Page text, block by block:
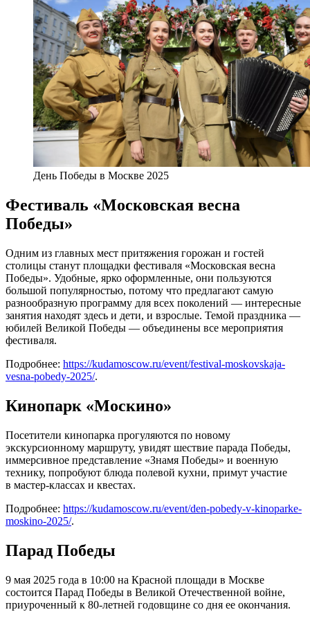
День Победы в Москве 2025
Фестиваль «Московская весна
Победы»
Одним из главных мест притяжения горожан и гостей
столицы станут площадки фестиваля «Московская весна
Победы». Удобные, ярко оформленные, они пользуются
большой популярностью, потому что предлагают самую
разнообразную программу для всех поколений — интересные
занятия находят здесь и дети, и взрослые. Темой праздника —
юбилей Великой Победы — объединены все мероприятия
фестиваля.
Подробнее: https://kudamoscow.ru/event/festival-moskovskaja-
vesna-pobedy-2025/.
Кинопарк «Москино»
Посетители кинопарка прогуляются по новому
экскурсионному маршруту, увидят шествие парада Победы,
иммерсивное представление «Знамя Победы» и военную
технику, попробуют блюда полевой кухни, примут участие
в мастер-классах и квестах.
Подробнее: https://kudamoscow.ru/event/den-pobedy-v-kinoparke-
moskino-2025/.
Парад Победы
9 мая 2025 года в 10:00 на Красной площади в Москве
состоится Парад Победы в Великой Отечественной войне,
приуроченный к 80-летней годовщине со дня ее окончания.